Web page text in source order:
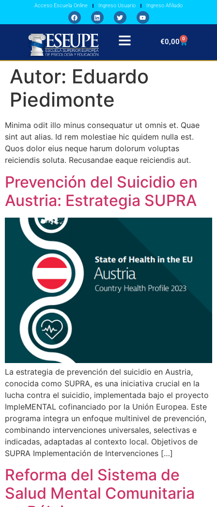
Acceso Escuela Online Ingreso Usuario Ingreso Afiliado
€0,00 0
Autor: Eduardo
Piedimonte
Minima odit illo minus consequatur ut omnis et. Quae
sint aut alias. Id rem molestiae hic quidem nulla est.
Quos dolor eius neque harum dolorum voluptas
reiciendis soluta. Recusandae eaque reiciendis aut.
Prevención del Suicidio en
Austria: Estrategia SUPRA
La estrategia de prevención del suicidio en Austria,
conocida como SUPRA, es una iniciativa crucial en la
lucha contra el suicidio, implementada bajo el proyecto
ImpleMENTAL cofinanciado por la Unión Europea. Este
programa integra un enfoque multinivel de prevención,
combinando intervenciones universales, selectivas e
indicadas, adaptadas al contexto local. Objetivos de
SUPRA Implementación de Intervenciones […]
Reforma del Sistema de
Salud Mental Comunitaria